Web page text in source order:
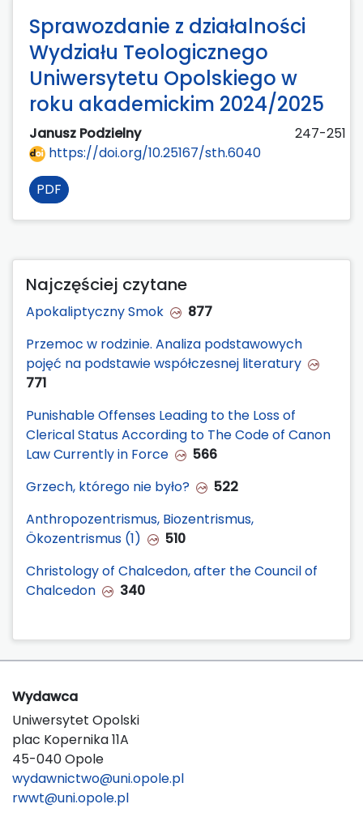
Sprawozdanie z działalności
Wydziału Teologicznego
Uniwersytetu Opolskiego w
roku akademickim 2024/2025
Janusz Podzielny
247-251
https://doi.org/10.25167/sth.6040
PDF
Najczęściej czytane
Apokaliptyczny Smok
877
Przemoc w rodzinie. Analiza podstawowych
pojęć na podstawie współczesnej literatury
771
Punishable Offenses Leading to the Loss of
Clerical Status According to The Code of Canon
Law Currently in Force
566
Grzech, którego nie było?
522
Anthropozentrismus, Biozentrismus,
Ökozentrismus (1)
510
Christology of Chalcedon, after the Council of
Chalcedon
340
Wydawca
Uniwersytet Opolski
plac Kopernika 11A
45-040 Opole
wydawnictwo@uni.opole.pl
rwwt@uni.opole.pl